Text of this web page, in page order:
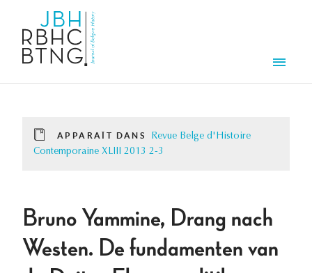
APPARAÎT DANS
Revue Belge d'Histoire
Contemporaine XLIII 2013 2-3
Bruno Yammine, Drang nach
Westen. De fundamenten van